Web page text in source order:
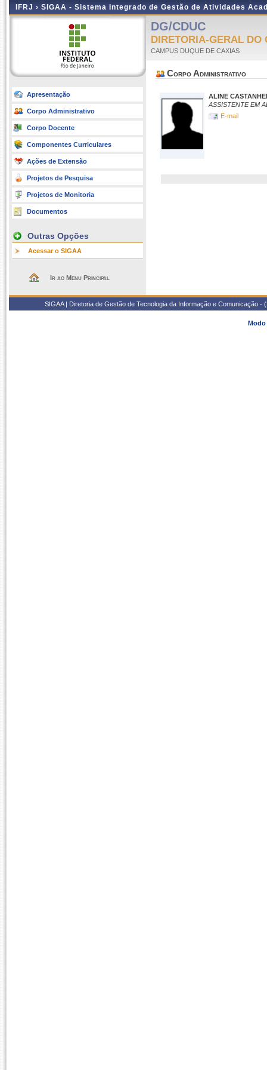
IFRJ › SIGAA - Sistema Integrado de Gestão de Atividades
Apresentação
Corpo Administrativo
Corpo Docente
Componentes Curriculares
Ações de Extensão
Projetos de Pesquisa
Projetos de Monitoria
Documentos
Outras Opções
Acessar o SIGAA
Ir ao Menu Principal
DG/CDUC
DIRETORIA-GERAL DO
CAMPUS DUQUE DE CAXIAS
Corpo Administrativo
ALINE
ASSISTENTE EM
E-mail
SIGAA | Diretoria de Gestão de Tecnologia da Informação e
Modo